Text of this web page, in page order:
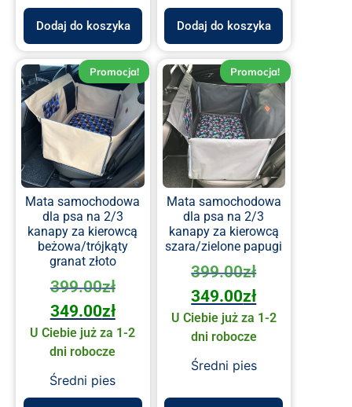
Dodaj do koszyka Dodaj do koszyka
Promocja!
Mata samochodowa
dla psa na 2/3
kanapy za kierowcą
beżowa/trójkąty
granat złoto
399.00zł
349.00zł
U Ciebie już za 1-2
dni robocze
Średni pies
Promocja!
Mata samochodowa
dla psa na 2/3
kanapy za kierowcą
szara/zielone papugi
399.00zł
349.00zł
U Ciebie już za 1-2
dni robocze
Średni pies